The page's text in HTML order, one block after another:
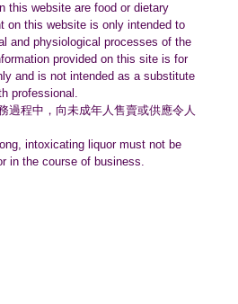
this website are food or dietary
on this website is only intended to
and physiological processes of the
provided on this site is for
and is not intended as a substitute
professional.
過程中， 向未成年人售賣或供應令人
intoxicating liquor must not be
in the course of business.